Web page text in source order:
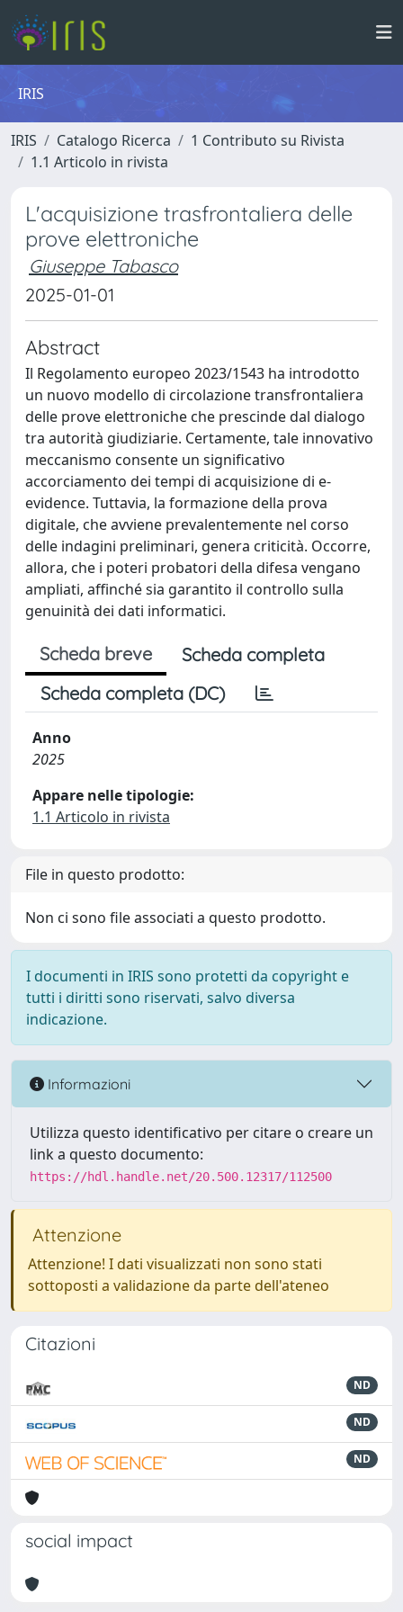
IRIS
IRIS Catalogo Ricerca
1 Contributo su Rivista
1.1 Articolo in rivista
L'acquisizione trasfrontaliera delle
prove elettroniche
Giuseppe Tabasco
2025-01-01
Abstract
Il Regolamento europeo 2023/1543 ha introdotto
un nuovo modello di circolazione transfrontaliera
delle prove elettroniche che prescinde dal dialogo
tra autorità giudiziarie. Certamente, tale innovativo
meccanismo consente un significativo
accorciamento dei tempi di acquisizione di e-
evidence. Tuttavia, la formazione della prova
digitale, che avviene prevalentemente nel corso
delle indagini preliminari, genera criticità. Occorre,
allora, che i poteri probatori della difesa vengano
ampliati, affinché sia garantito il controllo sulla
genuinità dei dati informatici.
Scheda breve
Scheda completa
Scheda completa (DC)
Anno
2025
Appare nelle tipologie:
1.1 Articolo in rivista
File in questo prodotto:
Non ci sono file associati a questo prodotto.
I documenti in IRIS sono protetti da copyright e
tutti i diritti sono riservati, salvo diversa
indicazione.
Informazioni
Utilizza questo identificativo per citare o creare un
link a questo documento:
https://hdl.handle.net/20.500.12317/112500
Attenzione
Attenzione! I dati visualizzati non sono stati
sottoposti a validazione da parte dell'ateneo
Citazioni
ND
ND
ND
social impact